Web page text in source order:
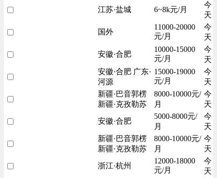
江苏·盐城 6~8k元/月
今
天
国外
11000-20000
元/月
今
天
安徽·合肥
10000-15000
元/月
今
天
安徽·合肥 广东·
河源
15000-19000
元/月
今
天
新疆·巴音郭楞
新疆·克孜勒苏
8000-10000元/
月
今
天
安徽·合肥
5000-8000元/
月
今
天
新疆·巴音郭楞
新疆·克孜勒苏
8000-10000元/
月
今
天
浙江·杭州
12000-18000
元/月
今
天